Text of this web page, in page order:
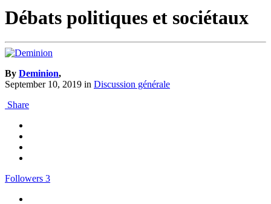
Débats politiques et sociétaux
By Deminion,
September 10, 2019 in Discussion générale
Share
Followers 3